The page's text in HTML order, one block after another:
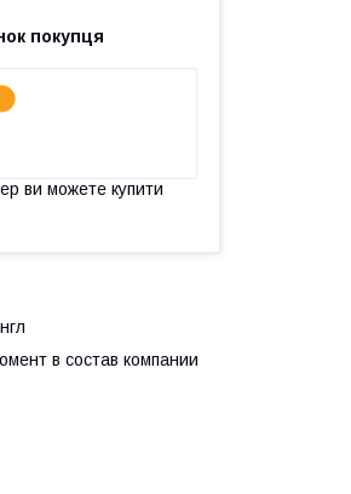
покупця
ви можете купити
в состав компании